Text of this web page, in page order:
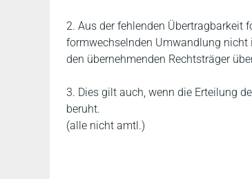
2. Aus der fehlenden Übertragbarkeit
formwechselnden Umwandlung nicht
den übernehmenden Rechtsträger
3. Dies gilt auch, wenn die Erteilung
beruht.
(alle nicht amtl.)